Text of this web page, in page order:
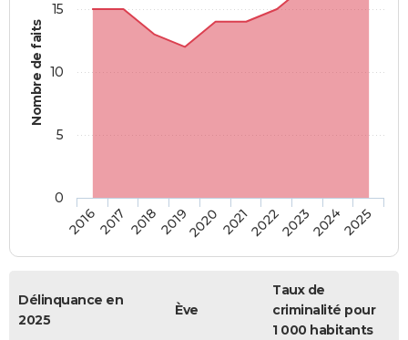
Nombre de faits
20162017 20182019202020212022202320242025
0
5
10
15
Délinquance en
2025
Ève
Taux de
criminalité pour
1 000 habitants